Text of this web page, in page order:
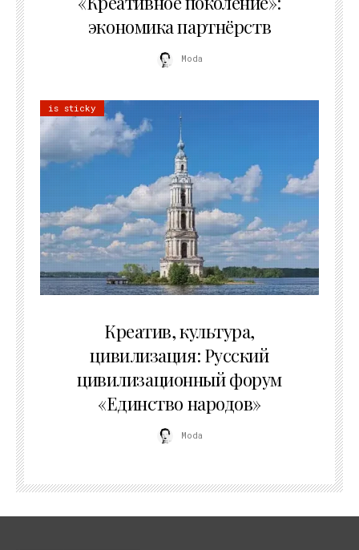
экономика партнёрств
Moda
is sticky
Креатив, культура,
цивилизация: Русский
цивилизационный форум
«Единство народов»
Moda